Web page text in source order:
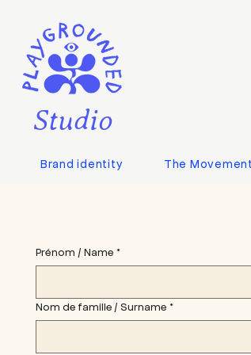
Studio
Brand identity The
Prénom / Name *
Nom de famille / Surname *